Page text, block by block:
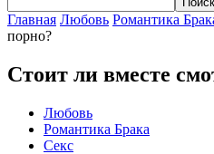
Главная Любовь Романтика
порно?
Стоит ли вместе
Любовь
Романтика Брака
Секс